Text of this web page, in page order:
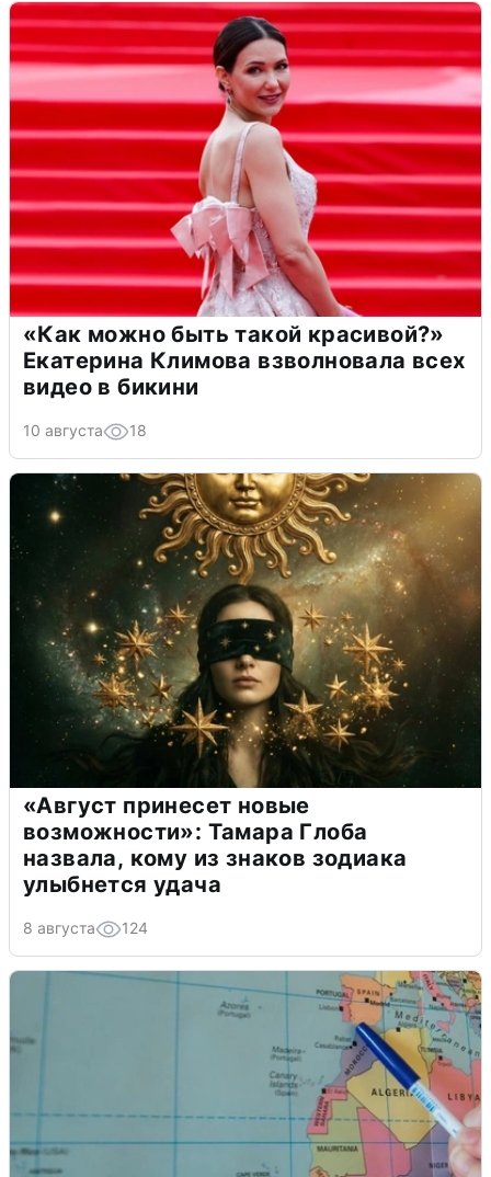
«Как можно быть такой красивой?»
Екатерина Климова взволновала всех
видео в бикини
10 августа 18
«Август принесет новые
возможности»: Тамара Глоба
назвала, кому из знаков зодиака
улыбнется удача
8 августа 124